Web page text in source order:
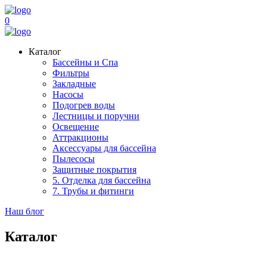
0
Каталог
Бассейны и Спа
Фильтры
Закладные
Насосы
Подогрев воды
Лестницы и поручни
Освещение
Аттракционы
Аксессуары для бассейна
Пылесосы
Защитные покрытия
5. Отделка для бассейна
7. Трубы и фитинги
Наш блог
Каталог